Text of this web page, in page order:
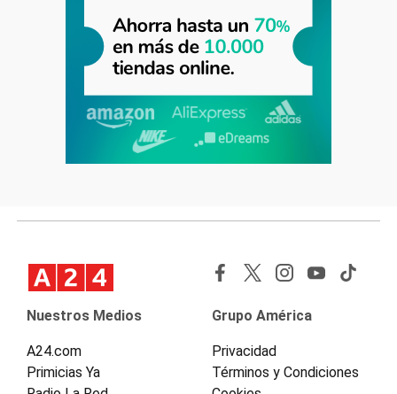
Nuestros Medios
A24.com
Primicias Ya
Grupo América
Privacidad
Términos y Condiciones